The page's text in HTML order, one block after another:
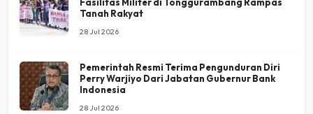
Tanah Rakyat
28 Jul 2026
Pemerintah Resmi Terima Pengunduran Diri
Perry Warjiyo Dari Jabatan Gubernur Bank
Indonesia
28 Jul 2026